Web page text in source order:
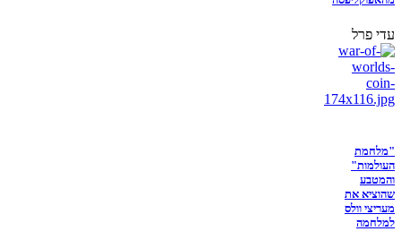
עדי פרל
"מלחמת
העולמות"
והמטבע
שהוציא את
מעריצי וולס
למלחמה